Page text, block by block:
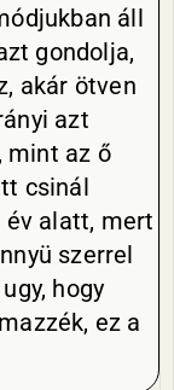
áll
gondolja,
akár ötven
azt
mint az ő
csinál
év alatt, mert
szerrel
hogy
ez a